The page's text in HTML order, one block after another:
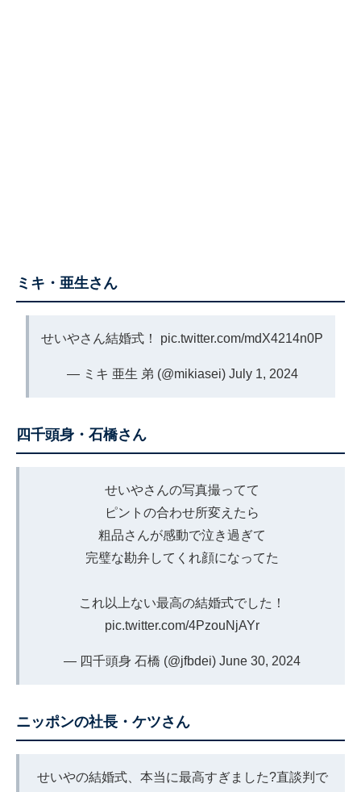
ミキ・亜生さん
せいやさん結婚式！ pic.twitter.com/mdX4214n0P
— ミキ 亜生 弟 (@mikiasei) July 1, 2024
四千頭身・石橋さん
せいやさんの写真撮ってて
ピントの合わせ所変えたら
粗品さんが感動で泣き過ぎて
完璧な勘弁してくれ顔になってた
これ以上ない最高の結婚式でした！
pic.twitter.com/4PzouNjAYr
— 四千頭身 石橋 (@jfbdei) June 30, 2024
ニッポンの社長・ケツさん
せいやの結婚式、本当に最高すぎました?直談判で